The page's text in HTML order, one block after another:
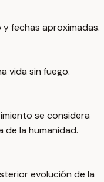
fechas aproximadas.
vida sin fuego.
se considera
la humanidad.
evolución de la